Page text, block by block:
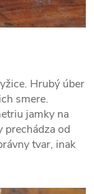
Hrubý úber
smere.
jamky na
prechádza od
tvar, inak